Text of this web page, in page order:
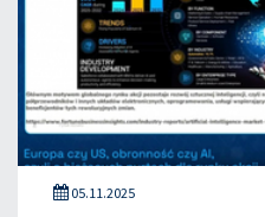
05.11.2025